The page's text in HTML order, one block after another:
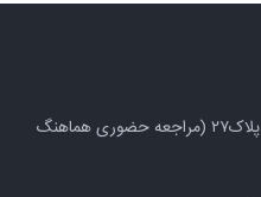
تهران، خ 15 خرداد، خ پامنار، پلاک۲۷ (مراجعه حضوری هماهنگ